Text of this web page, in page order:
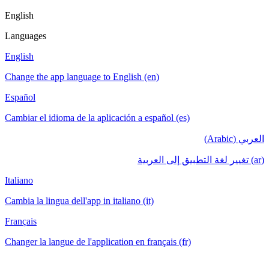
English
Languages
English
Change the app language to English (en)
Español
Cambiar el idioma de la aplicación a español (es)
العربي (Arabic)
(ar) تغيير لغة التطبيق إلى العربية
Italiano
Cambia la lingua dell'app in italiano (it)
Français
Changer la langue de l'application en français (fr)